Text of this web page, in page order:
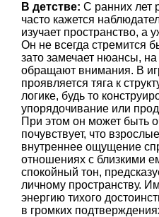
В детстве: С ранних лет
часто кажется
изучает пространство, а
Он не всегда стремится
зато замечает нюансы,
обращают внимания. В
проявляется тяга к
логике, будь то
упорядочивание или
При этом он может быть
почувствует, что
внутреннее ощущение
отношениях с близкими
спокойный тон,
личному пространству.
энергию тихого
в громких